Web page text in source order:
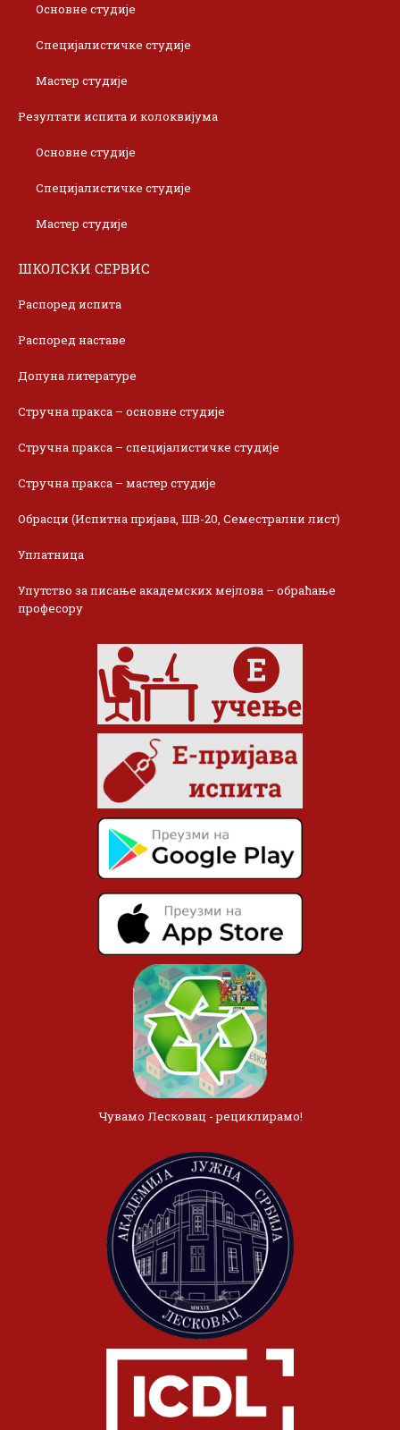
Основне студије
Специјалистичке студије
Мастер студије
Резултати испита и колоквијума
Основне студије
Специјалистичке студије
Мастер студије
ШКОЛСКИ СЕРВИС
Распоред испита
Распоред наставе
Допуна литературе
Стручна пракса – основне студије
Стручна пракса – специјалистичке студије
Стручна пракса – мастер студије
Обрасци (Испитна пријава, ШВ-20, Семестрални лист)
Уплатница
Упутство за писање академских мејлова – обраћање
професору
Чувамо Лесковац - рециклирамо!